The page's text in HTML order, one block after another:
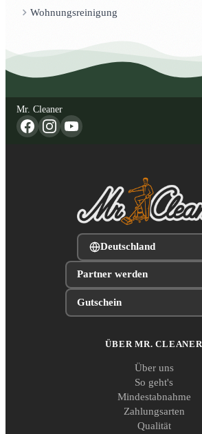
Wohnungsreinigung
Mr. Cleaner
Deutschland
Partner werden
Gutschein
ÜBER MR. CLEANER
Über uns
So geht's
Mindestabnahme
Zahlungsarten
Qualität